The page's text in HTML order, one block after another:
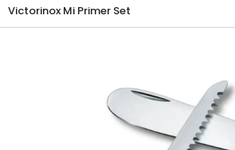
Victorinox Mi Primer Set